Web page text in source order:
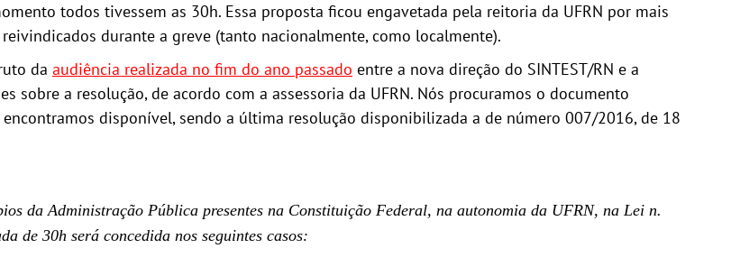
todos tivessem as 30h. Essa proposta ficou engavetada pela reitoria da UFRN por mais
durante a greve (tanto nacionalmente, como localmente).
da audiência realizada no fim do ano passado entre a nova direção do SINTEST/RN e a
sobre a resolução, de acordo com a assessoria da UFRN. Nós procuramos o documento
disponível, sendo a última resolução disponibilizada a de número 007/2016, de 18
da Administração Pública presentes na Constituição Federal, na autonomia da UFRN, na Lei n.
de 30h será concedida nos seguintes casos: